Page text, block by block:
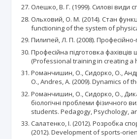
Олешко, В. Г. (1999). Силові види
Ольховий, О. М. (2014). Стан
functioning of the system of
Пилипей, Л. П. (2008).
Професійна підготовка
(Professional training in creating a
Романчишин, О., Сидорко, О.,
O., Andres, A. (2009). Dynamics of
Романчишин, О., Сидорко, О., Дика,
біологічні проблеми фізичного
students. Pedagogy, Psychology,
Салатенко, І. (2012). Розробка
(2012). Development of sports-